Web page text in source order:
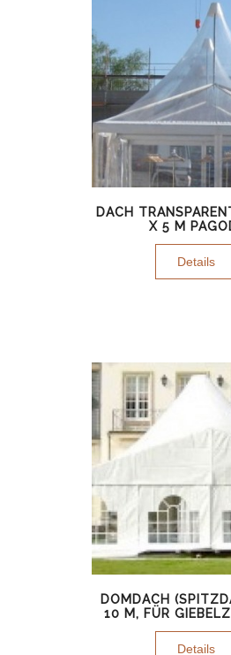
DACH
X 5 M
Details
DOMDACH
10 M, FÜR
Details